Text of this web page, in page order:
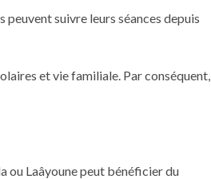
peuvent suivre leurs séances depuis
et vie familiale. Par conséquent,
ou Laâyoune peut bénéficier du